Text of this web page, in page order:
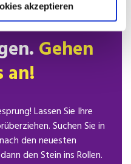
akzeptieren
Ihrem
Gehen
an!
Lassen Sie Ihre
Suchen Sie in
den neuesten
den Stein ins Rollen.